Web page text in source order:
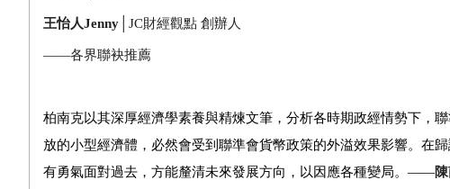
王怡人Jenny │JC財經觀點 創辦人
——各界聯袂推薦
柏南克以其深厚經濟學素養與精煉文筆，分析各時期政經情勢下，
放的小型經濟體，必然會受到聯準會貨幣政策的外溢效果影響。在
有勇氣面對過去，方能釐清未來發展方向，以因應各種變局。——